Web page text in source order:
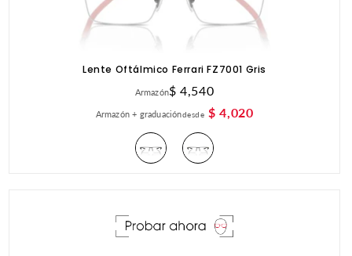
Lente Oftálmico Ferrari FZ7001 Gris
ArmazónPrecio
habitual
$ 4,540
Armazón + graduacióndesde $ 4,020